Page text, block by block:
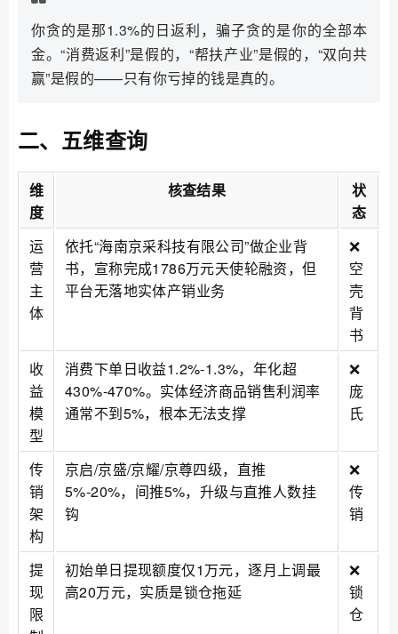
你贪的是那1.3%的日返利，骗子贪的是你的全部本
金。“消费返利”是假的，“帮扶产业”是假的，“双向共
赢”是假的——只有你亏掉的钱是真的。
二、五维查询
维
度
核查结果
状
态
运
营
主
体
依托“海南京采科技有限公司”做企业背
书，宣称完成1786万元天使轮融资，但
平台无落地实体产销业务
❌
空
壳
背
书
收
益
模
型
消费下单日收益1.2%-1.3%，年化超
430%-470%。实体经济商品销售利润率
通常不到5%，根本无法支撑
❌
庞
氏
传
销
架
构
京启/京盛/京耀/京尊四级，直推
5%-20%，间推5%，升级与直推人数挂
钩
❌
传
销
提
现
限
初始单日提现额度仅1万元，逐月上调最
高20万元，实质是锁仓拖延
❌
锁
仓